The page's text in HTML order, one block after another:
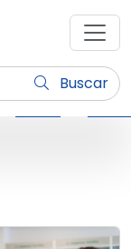
Buscar